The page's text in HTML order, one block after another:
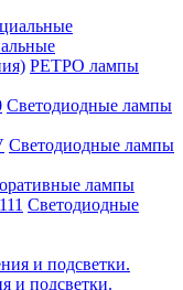
РЕТРО лампы
Светодиодные лампы
Светодиодные лампы
лампы
Светодиодные
и подсветки.